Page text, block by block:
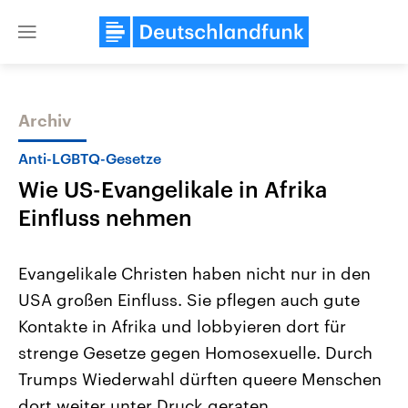
Close
Themen
Landtagswahl Sachsen-Anhalt
2026
Alle Informationen
Sachsen-Anhalt wählt am 6.
September 2026 einen neuen
Landtag. Seit 2021 wird das
Bundesland von einer Koalition aus
USA
Aktuelle Beiträge,
Hintergründe
Wirtschaftlich und
gehören die Vereinigten
den mächtigsten Ländern
mit großem Einfluss auf
Archiv
Anti-LGBTQ-Gesetze
Wie US-Evangelikale in Afrika
Einfluss nehmen
Evangelikale Christen haben nicht nur in den
USA großen Einfluss. Sie pflegen auch gute
Kontakte in Afrika und lobbyieren dort für
strenge Gesetze gegen Homosexuelle. Durch
Trumps Wiederwahl dürften queere Menschen